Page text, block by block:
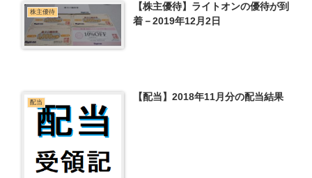
株主優待
【株主優待】ライトオンの優待が到
着－2019年12月2日
配当 【配当】2018年11月分の配当結果